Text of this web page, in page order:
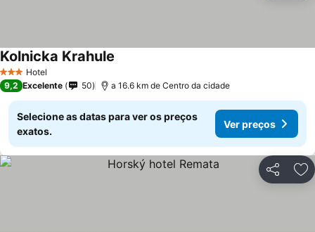
3 EstrelasHotel
Kolnicka Krahule
9,2 Excelente 50 a 16.6 km de Centro da cidade
Selecione as datas para ver os preços
exatos.
Ver preços
Partilhar